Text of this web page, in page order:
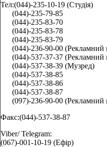
Тел:(044)-235-10-19 (Студія)
(044)-235-79-85
(044)-235-83-70
(044)-235-83-78
(044)-235-83-79
(044)-236-90-00 (Рекламний
(044)-537-37-37 (Рекламний
(044)-537-38-39 (Музред)
(044)-537-38-85
(044)-537-38-86
(044)-537-38-87
(097)-236-90-00 (Рекламний
Факс:(044)-537-38-87
Viber/ Telegram:
(067)-001-10-19 (Ефір)